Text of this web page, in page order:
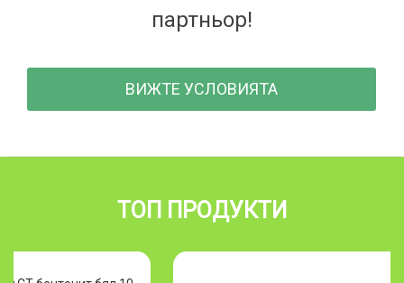
партньор!
ВИЖТЕ УСЛОВИЯТА
ТОП ПРОДУКТИ